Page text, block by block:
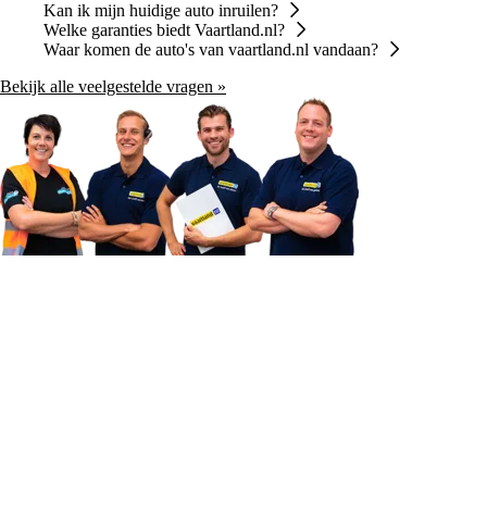
Kan ik mijn huidige auto inruilen?
Welke garanties biedt Vaartland.nl?
Waar komen de auto's van vaartland.nl vandaan?
Bekijk alle veelgestelde vragen »